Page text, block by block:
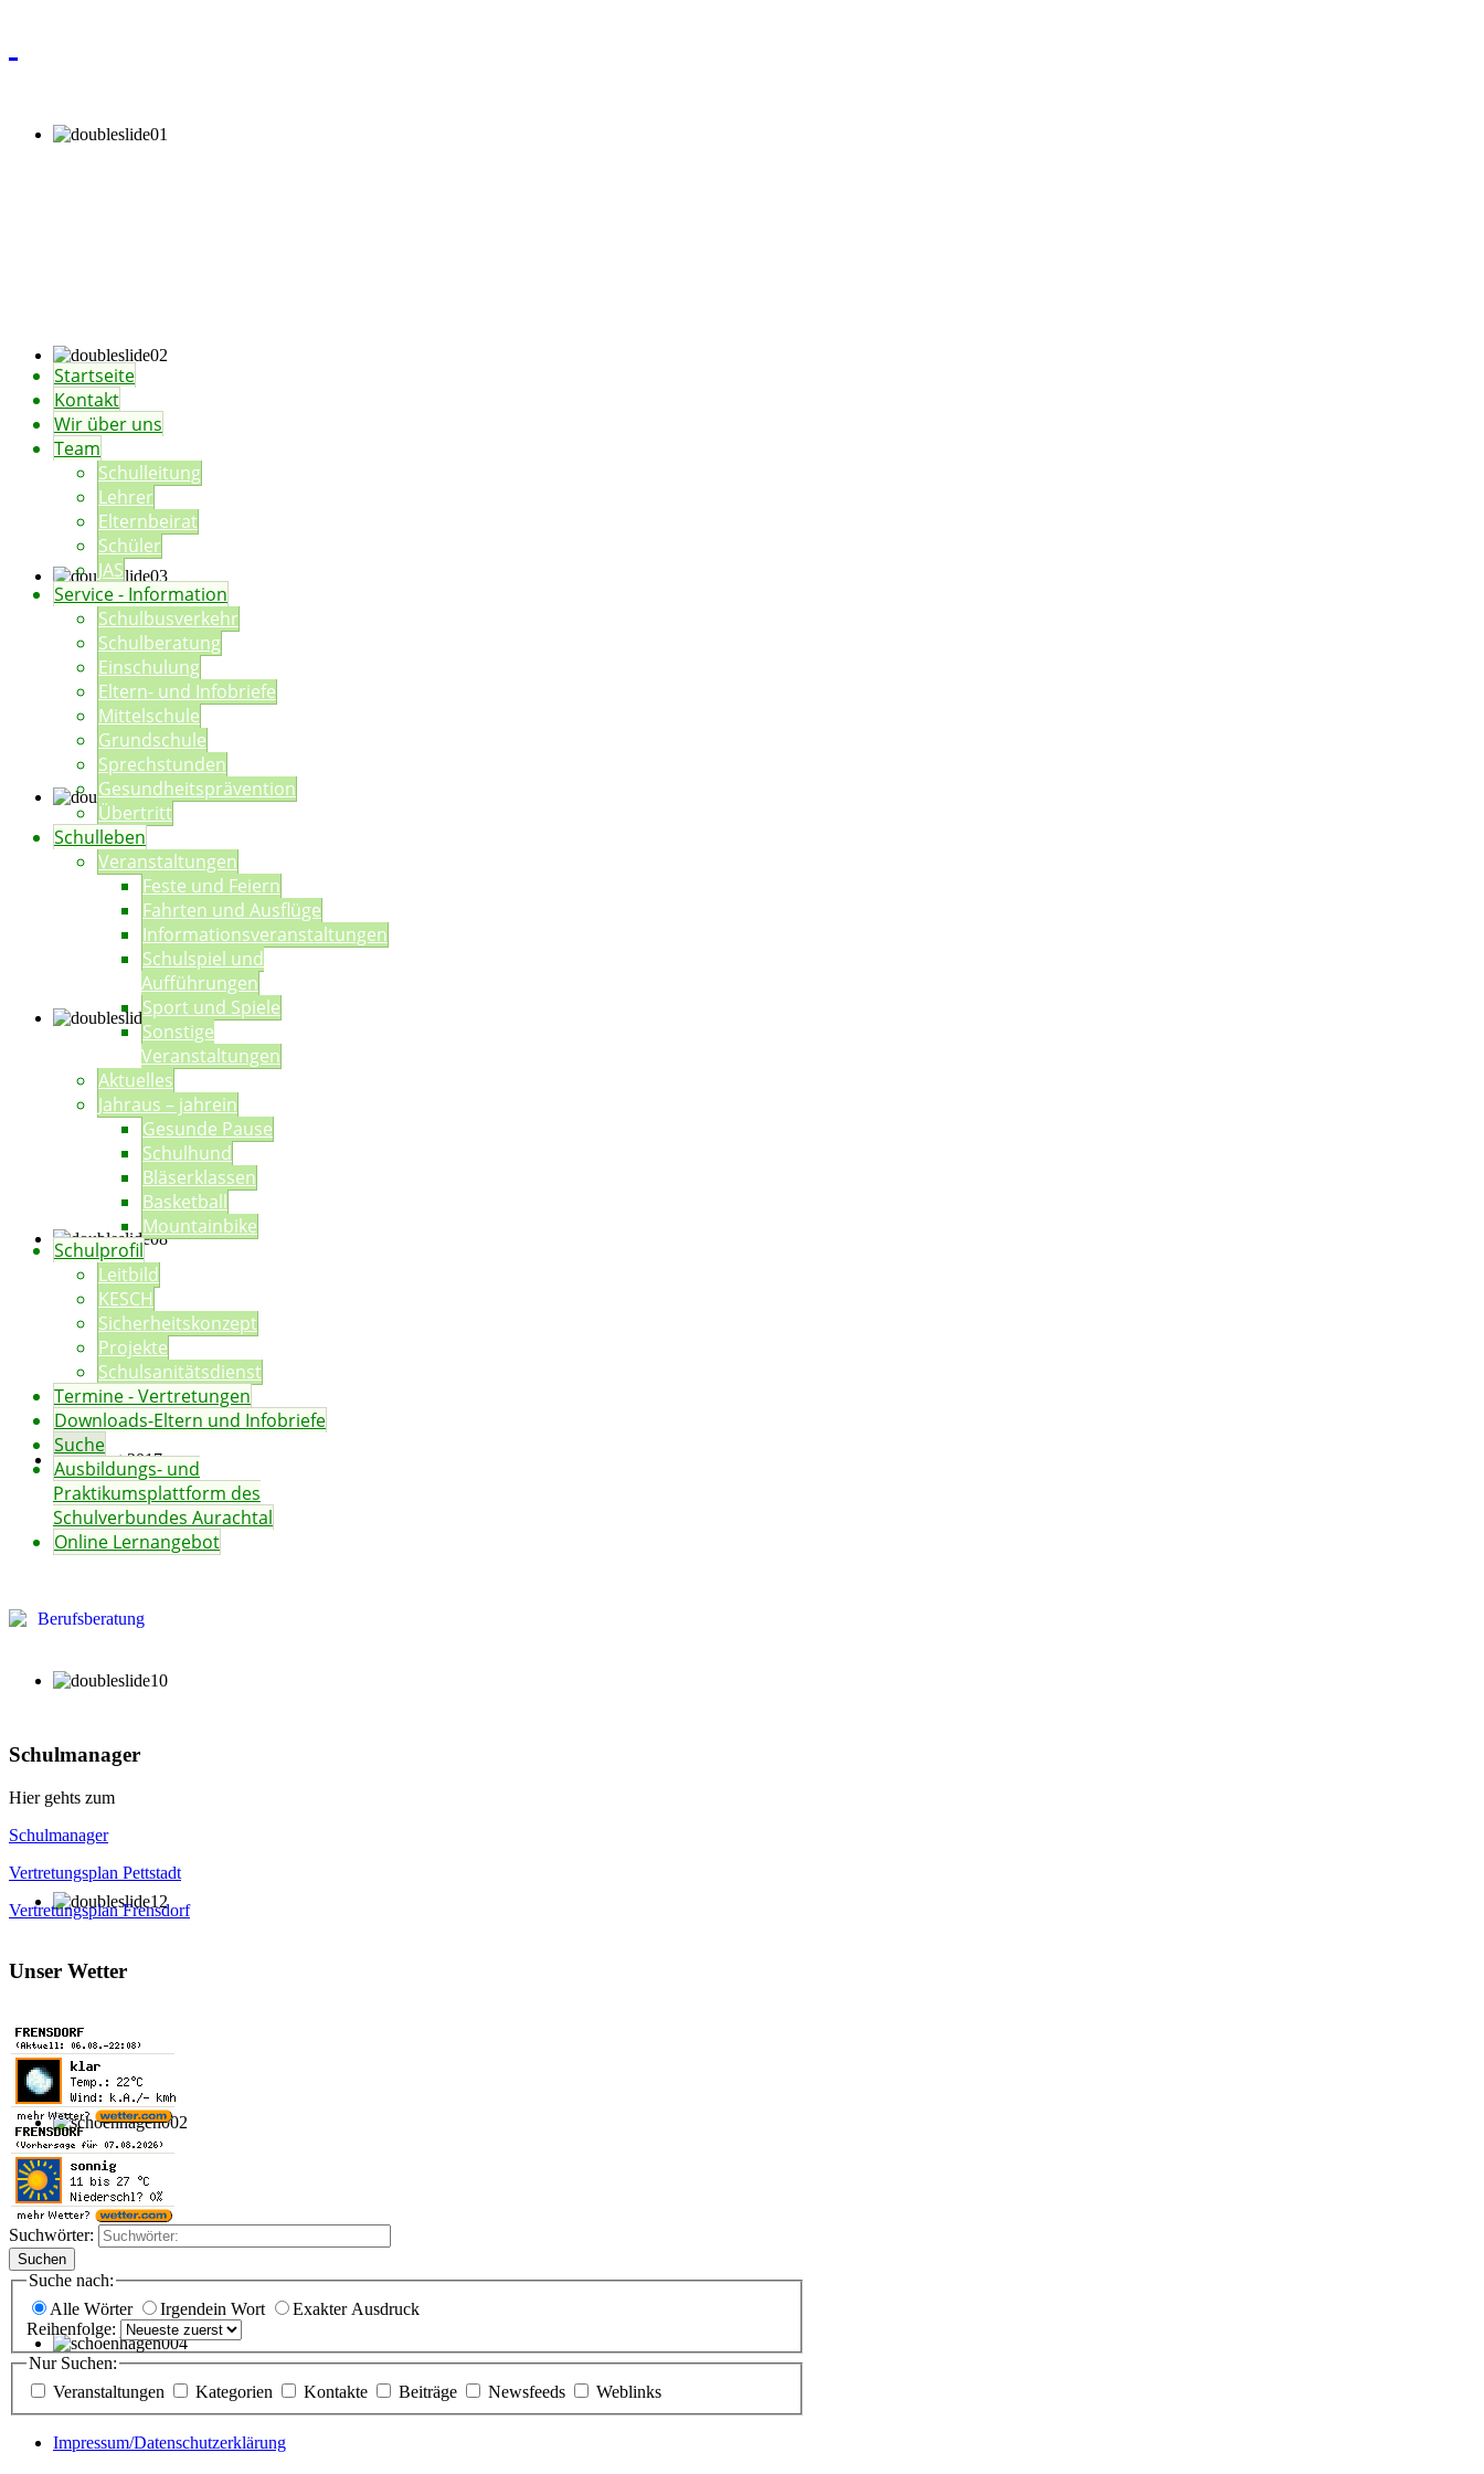
Startseite
Kontakt
Wir über uns
Team
Schulleitung
Lehrer
Elternbeirat
Schüler
JAS
Service - Information
Schulbusverkehr
Schulberatung
Einschulung
Eltern- und Infobriefe
Mittelschule
Grundschule
Sprechstunden
Gesundheitsprävention
Übertritt
Schulleben
Veranstaltungen
Feste und Feiern
Fahrten und Ausflüge
Informationsveranstaltungen
Schulspiel und
Aufführungen
Sport und Spiele
Sonstige
Veranstaltungen
Aktuelles
Jahraus – jahrein
Gesunde Pause
Schulhund
Bläserklassen
Basketball
Mountainbike
Schulprofil
Leitbild
KESCH
Sicherheitskonzept
Projekte
Schulsanitätsdienst
Termine - Vertretungen
Downloads-Eltern und Infobriefe
Suche
Ausbildungs- und
Praktikumsplattform des
Schulverbundes Aurachtal
Online Lernangebot
Schulmanager
Hier gehts zum
Schulmanager
Vertretungsplan Pettstadt
Vertretungsplan Frensdorf
Unser Wetter
Suchwörter:
Suchen
Suche nach:
Alle Wörter
Irgendein Wort
Exakter Ausdruck
Reihenfolge:
Nur Suchen:
Veranstaltungen
Kategorien Kontakte Beiträge Newsfeeds Weblinks
Impressum/Datenschutzerklärung